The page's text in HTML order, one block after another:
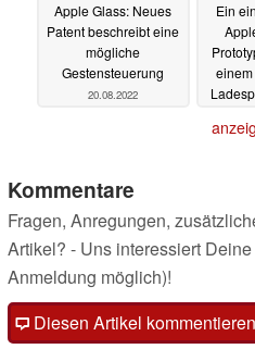
Apple Glass: Neues
Patent beschreibt eine
mögliche
Gestensteuerung
20.08.2022
Ein
Kommentare
Fragen, Anregungen,
Artikel? - Uns interessiert
Anmeldung möglich)!
Diesen Artikel